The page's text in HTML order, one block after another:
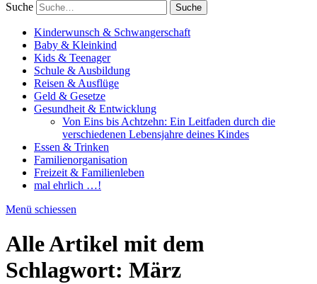
Suche
Kinderwunsch & Schwangerschaft
Baby & Kleinkind
Kids & Teenager
Schule & Ausbildung
Reisen & Ausflüge
Geld & Gesetze
Gesundheit & Entwicklung
Von Eins bis Achtzehn: Ein Leitfaden durch die
verschiedenen Lebensjahre deines Kindes
Essen & Trinken
Familienorganisation
Freizeit & Familienleben
mal ehrlich …!
Menü schiessen
Alle Artikel mit dem
Schlagwort: März